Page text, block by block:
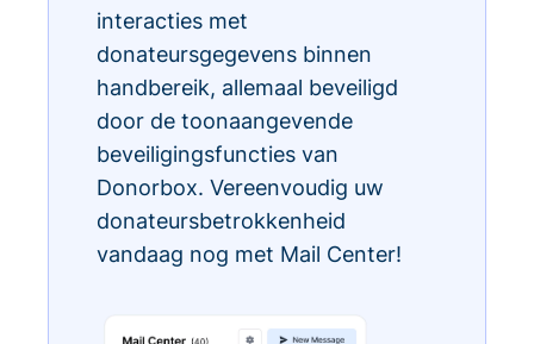
interacties met
donateursgegevens binnen
handbereik, allemaal beveiligd
door de toonaangevende
beveiligingsfuncties van
Donorbox. Vereenvoudig uw
donateursbetrokkenheid
vandaag nog met Mail Center!